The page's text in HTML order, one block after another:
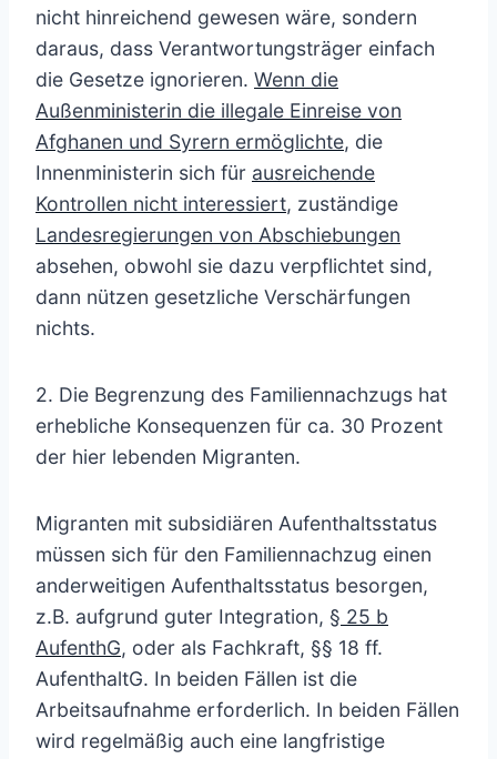
nicht hinreichend gewesen wäre, sondern
daraus, dass Verantwortungsträger einfach
die Gesetze ignorieren. Wenn die
Außenministerin die illegale Einreise von
Afghanen und Syrern ermöglichte, die
Innenministerin sich für ausreichende
Kontrollen nicht interessiert, zuständige
Landesregierungen von Abschiebungen
absehen, obwohl sie dazu verpflichtet sind,
dann nützen gesetzliche Verschärfungen
nichts.
2. Die Begrenzung des Familiennachzugs hat
erhebliche Konsequenzen für ca. 30 Prozent
der hier lebenden Migranten.
Migranten mit subsidiären Aufenthaltsstatus
müssen sich für den Familiennachzug einen
anderweitigen Aufenthaltsstatus besorgen,
z.B. aufgrund guter Integration, § 25 b
AufenthG, oder als Fachkraft, §§ 18 ff.
AufenthaltG. In beiden Fällen ist die
Arbeitsaufnahme erforderlich. In beiden Fällen
wird regelmäßig auch eine langfristige